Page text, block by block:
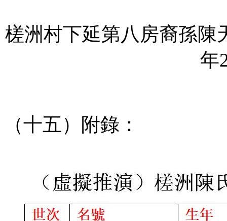
槎洲村下延第八房裔孫陳
年
（十五）附錄：